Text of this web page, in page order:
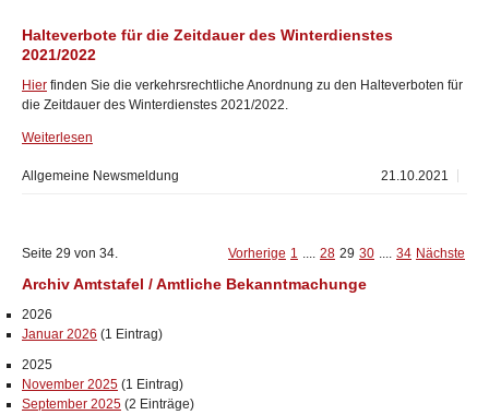
Halteverbote für die Zeitdauer des Winterdienstes
2021/2022
Hier finden Sie die verkehrsrechtliche Anordnung zu den Halteverboten für
die Zeitdauer des Winterdienstes 2021/2022.
Weiterlesen
21.10.2021
Allgemeine Newsmeldung
Seite 29 von 34. Vorherige 1 .... 28 29 30 .... 34 Nächste
Archiv Amtstafel / Amtliche Bekanntmachunge
2026
Januar 2026 (1 Eintrag)
2025
November 2025 (1 Eintrag)
September 2025 (2 Einträge)